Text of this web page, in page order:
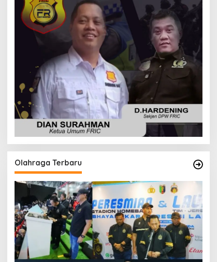
Olahraga Terbaru